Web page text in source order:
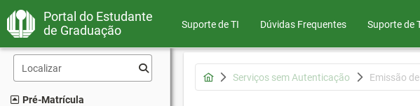
Portal do Estudante
de Graduação
Suporte de TI Dúvidas Frequentes Suporte de
Pré-Matrícula
Serviços sem Autenticação Emissão